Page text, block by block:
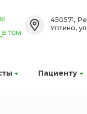
Пациенту
450571,
Уптино,